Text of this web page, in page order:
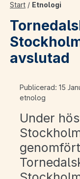
Start / Etnologi
avslutad
Publicerad: 15
etnolog
Under